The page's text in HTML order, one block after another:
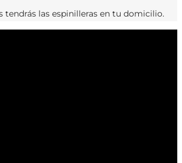
tendrás las espinilleras en tu domicilio.